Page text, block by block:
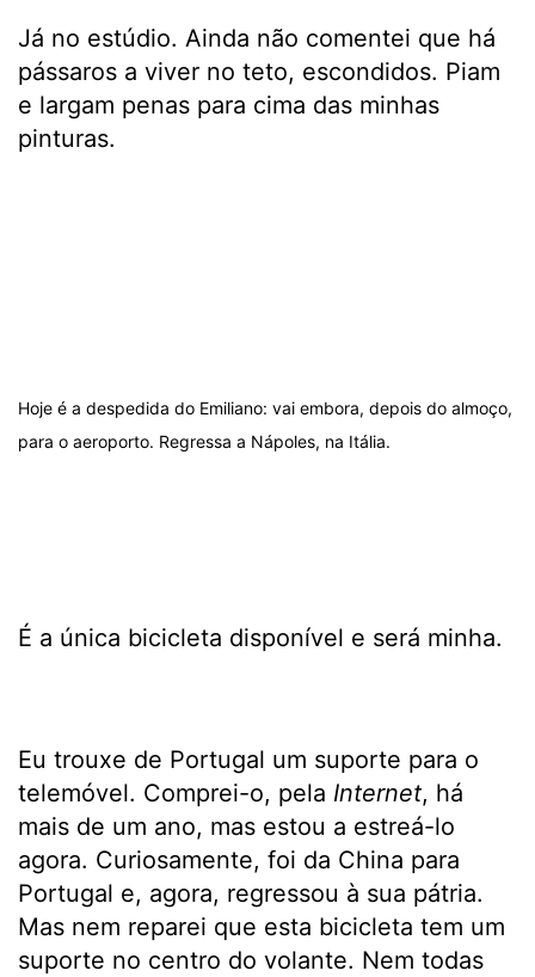
Já no estúdio. Ainda não comentei que há
pássaros a viver no teto, escondidos. Piam
e largam penas para cima das minhas
pinturas.
Hoje é a despedida do Emiliano: vai embora, depois do almoço,
para o aeroporto. Regressa a Nápoles, na Itália.
É a única bicicleta disponível e será minha.
Eu trouxe de Portugal um suporte para o
telemóvel. Comprei-o, pela Internet, há
mais de um ano, mas estou a estreá-lo
agora. Curiosamente, foi da China para
Portugal e, agora, regressou à sua pátria.
Mas nem reparei que esta bicicleta tem um
suporte no centro do volante. Nem todas